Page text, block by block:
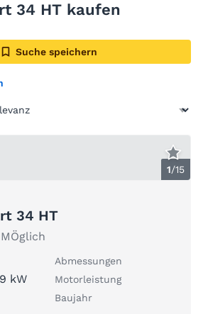
34 HT kaufen
Suche speichern
1/15
34 HT
Abmessungen
kW Motorleistung
Baujahr